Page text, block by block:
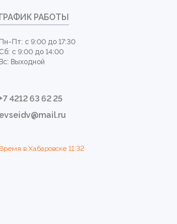
ГРАФИК РАБОТЫ
Пн-Пт: с 9:00 до 17:30
Сб: с 9:00 до 14:00
Вс: Выходной
+7 4212 63 62 25
evseidv@mail.ru
Время в Хабаровске 11:32